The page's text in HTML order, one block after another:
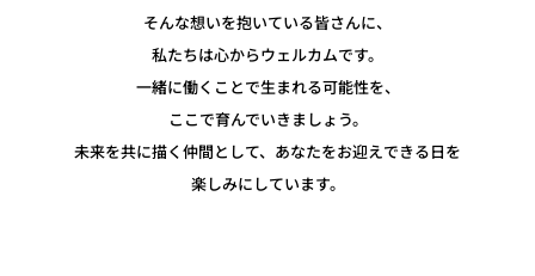
そんな想いを抱いている皆さんに、
私たちは心からウェルカムです。
一緒に働くことで生まれる可能性を、
ここで育んでいきましょう。
未来を共に描く仲間として、あなたをお迎えできる日を
楽しみにしています。